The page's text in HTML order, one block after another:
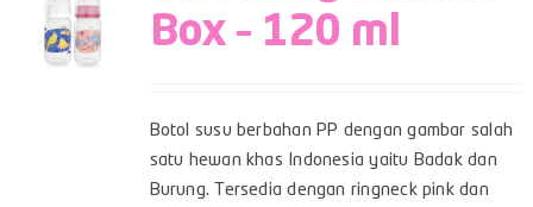
Box – 120 ml
Botol susu berbahan PP dengan gambar salah
satu hewan khas Indonesia yaitu Badak dan
Burung. Tersedia dengan ringneck pink dan